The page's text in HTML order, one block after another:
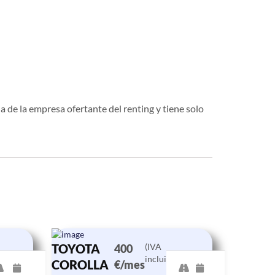
de la empresa ofertante del renting y tiene solo
TOYOTA
COROLLA
400
€/mes
(IVA
incluido)